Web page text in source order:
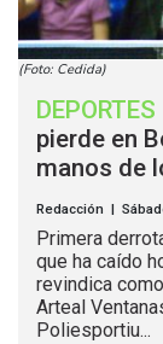
(Foto: Cedida)
DEPORTES
pierde en
manos de
Redacción |
Primera
que ha caído
revindica
Arteal
Poliesportiu...